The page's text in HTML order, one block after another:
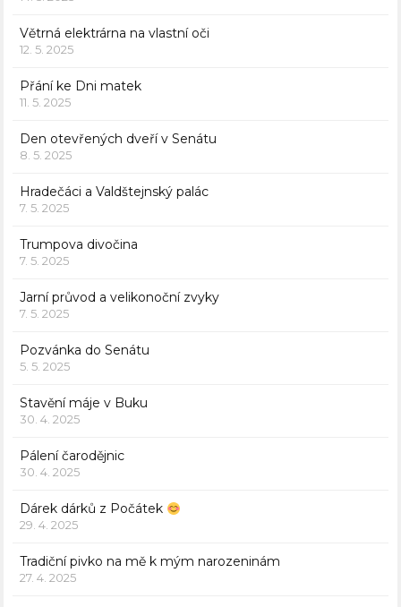
Větrná elektrárna na vlastní oči
12. 5. 2025
Přání ke Dni matek
11. 5. 2025
Den otevřených dveří v Senátu
8. 5. 2025
Hradečáci a Valdštejnský palác
7. 5. 2025
Trumpova divočina
7. 5. 2025
Jarní průvod a velikonoční zvyky
7. 5. 2025
Pozvánka do Senátu
5. 5. 2025
Stavění máje v Buku
30. 4. 2025
Pálení čarodějnic
30. 4. 2025
Dárek dárků z Počátek
29. 4. 2025
Tradiční pivko na mě k mým narozeninám
27. 4. 2025